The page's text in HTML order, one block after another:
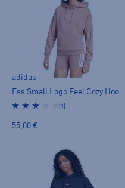
adidas
Ess Small Logo Feel Cozy Hoodie W - huppari
(1)
55,00 €